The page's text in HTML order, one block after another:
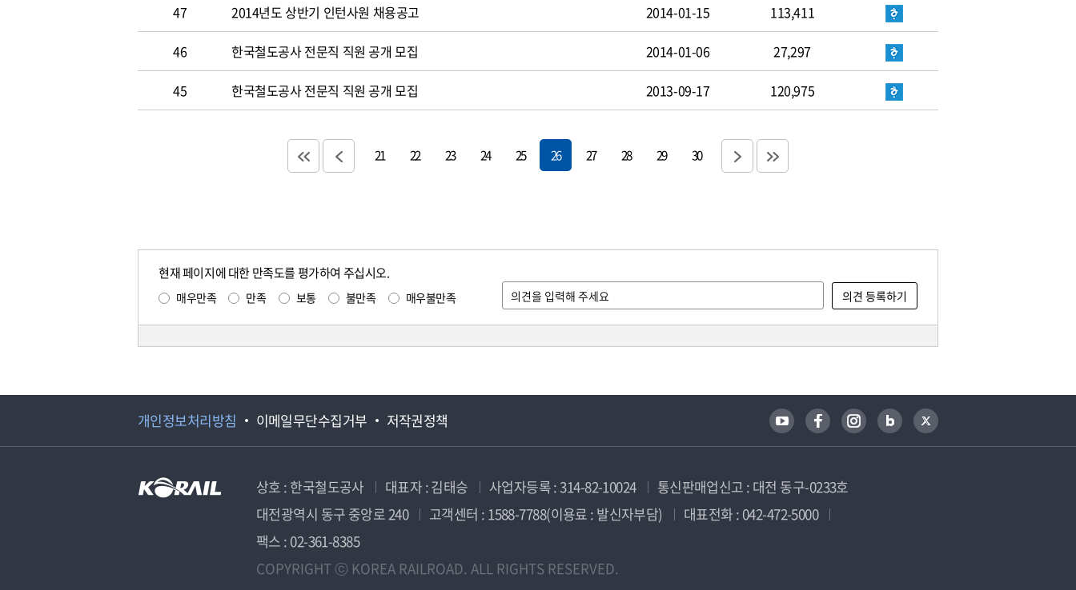
47 2014년도 상반기 인턴사원 채용공고 2014-01-15 113,411
46 한국철도공사 전문직 직원 공개 모집 2014-01-06 27,297
45 한국철도공사 전문직 직원 공개 모집 2013-09-17 120,975
21 22 23 24 25 26 27 28 29 30
현재 페이지에 대한 만족도를 평가하여 주십시오.
매우만족 만족 보통 불만족 매우불만족
개인정보처리방침 이메일무단수집거부 저작권정책
상호 : 한국철도공사 대표자 : 김태승 사업자등록 : 314-82-10024
통신판매업신고 : 대전 동구-0233호
대전광역시 동구 중앙로 240
고객센터 : 1588-7788(이용료 : 발신자부담)
대표전화 : 042-472-5000
팩스 : 02-361-8385
COPYRIGHT ⓒ KOREA RAILROAD. ALL RIGHTS RESERVED.